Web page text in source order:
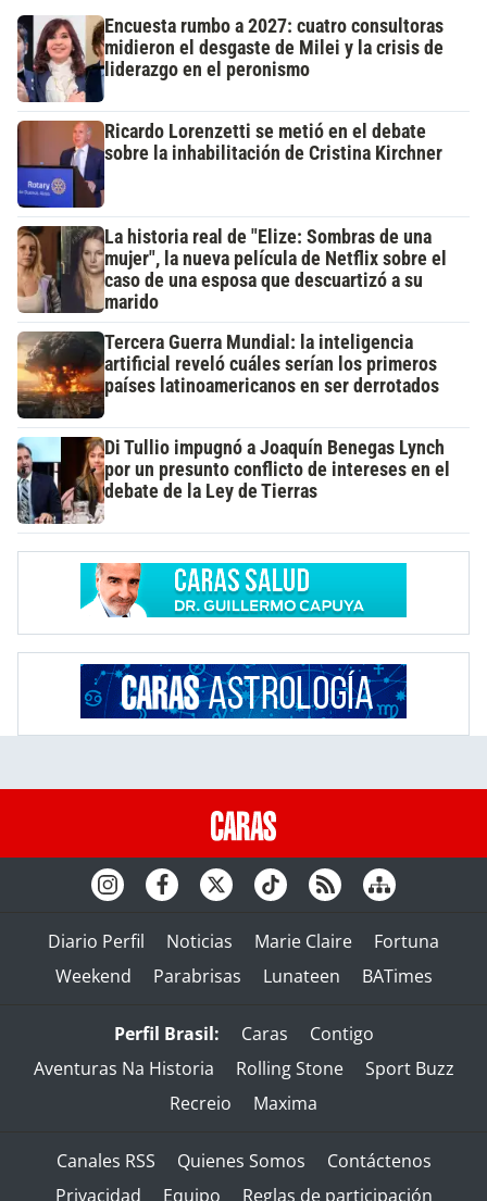
Encuesta rumbo a 2027: cuatro consultoras
midieron el desgaste de Milei y la crisis de
liderazgo en el peronismo
Ricardo Lorenzetti se metió en el debate
sobre la inhabilitación de Cristina Kirchner
La historia real de "Elize: Sombras de una
mujer", la nueva película de Netflix sobre el
caso de una esposa que descuartizó a su
marido
Tercera Guerra Mundial: la inteligencia
artificial reveló cuáles serían los primeros
países latinoamericanos en ser derrotados
Di Tullio impugnó a Joaquín Benegas Lynch
por un presunto conflicto de intereses en el
debate de la Ley de Tierras
Diario Perfil Noticias Marie Claire
Fortuna
Weekend
Parabrisas Lunateen BATimes
Perfil Brasil: Caras
Contigo
Aventuras Na Historia
Rolling Stone
Sport Buzz
Recreio
Maxima
Canales RSS Quienes Somos
Contáctenos
Privacidad
Equipo Reglas de participación